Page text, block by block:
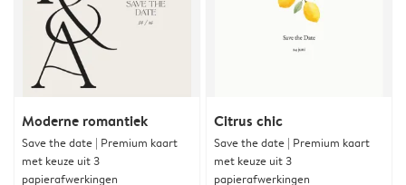
Moderne romantiek
Save the date | Premium kaart
met keuze uit 3
papierafwerkingen
Citrus chic
Save the date | Premium kaart
met keuze uit 3
papierafwerkingen